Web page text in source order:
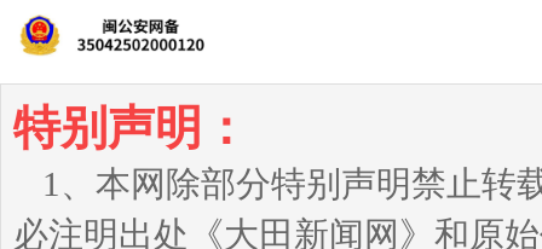
特别声明：
1、本网除部分特别声明禁止转
必注明出处《大田新闻网》和原